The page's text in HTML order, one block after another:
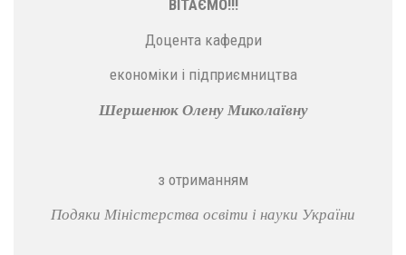
ВІТАЄМО!!!
Доцента кафедри
економіки і підприємництва
Шершенюк Олену Миколаївну
з отриманням
Подяки Міністерства освіти і науки України